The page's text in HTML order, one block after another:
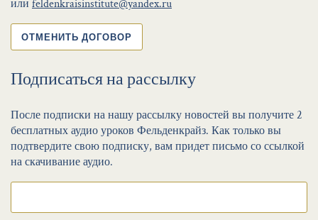
или feldenkraisinstitute@yandex.ru
ОТМЕНИТЬ ДОГОВОР
Подписаться на рассылку
После подписки на нашу рассылку новостей вы получите 2
бесплатных аудио уроков Фельденкрайз. Как только вы
подтвердите свою подписку, вам придет письмо со ссылкой
на скачивание аудио.